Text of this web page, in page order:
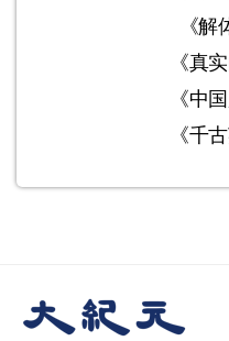
《解
《真
《中
《千